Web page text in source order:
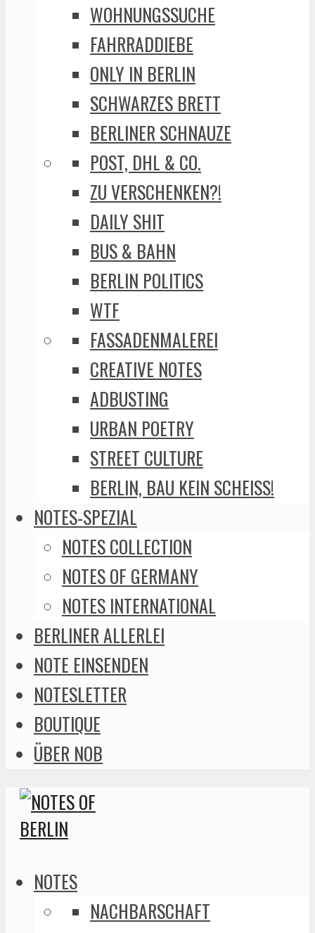
WOHNUNGSSUCHE
FAHRRADDIEBE
ONLY IN BERLIN
SCHWARZES BRETT
BERLINER SCHNAUZE
POST, DHL & CO.
ZU VERSCHENKEN?!
DAILY SHIT
BUS & BAHN
BERLIN POLITICS
WTF
FASSADENMALEREI
CREATIVE NOTES
ADBUSTING
URBAN POETRY
STREET CULTURE
BERLIN, BAU KEIN SCHEISS!
NOTES-SPEZIAL
NOTES COLLECTION
NOTES OF GERMANY
NOTES INTERNATIONAL
BERLINER ALLERLEI
NOTE EINSENDEN
NOTESLETTER
BOUTIQUE
ÜBER NOB
NOTES
NACHBARSCHAFT